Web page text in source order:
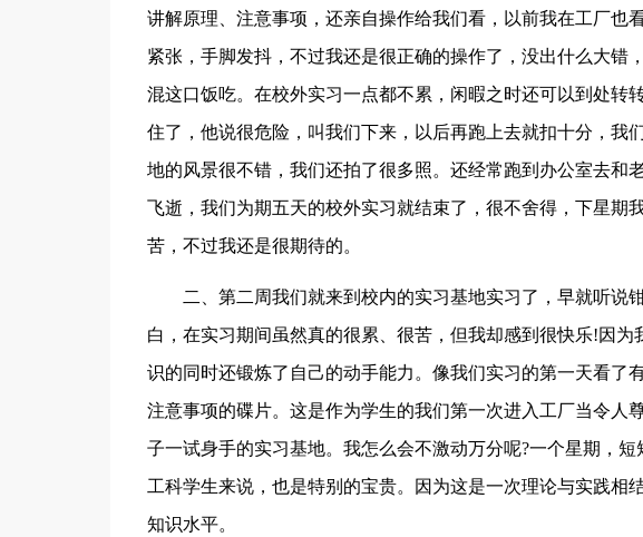
讲解原理、注意事项，还亲自操作给我们看，以前我在工厂也
紧张，手脚发抖，不过我还是很正确的操作了，没出什么大错
混这口饭吃。在校外实习一点都不累，闲暇之时还可以到处转
住了，他说很危险，叫我们下来，以后再跑上去就扣十分，我
地的风景很不错，我们还拍了很多照。还经常跑到办公室去和
飞逝，我们为期五天的校外实习就结束了，很不舍得，下星期
苦，不过我还是很期待的。
二、第二周我们就来到校内的实习基地实习了，早就听说
白，在实习期间虽然真的很累、很苦，但我却感到很快乐!因
识的同时还锻炼了自己的动手能力。像我们实习的第一天看了
注意事项的碟片。这是作为学生的我们第一次进入工厂当令人
子一试身手的实习基地。我怎么会不激动万分呢?一个星期，
工科学生来说，也是特别的宝贵。因为这是一次理论与实践相
知识水平。